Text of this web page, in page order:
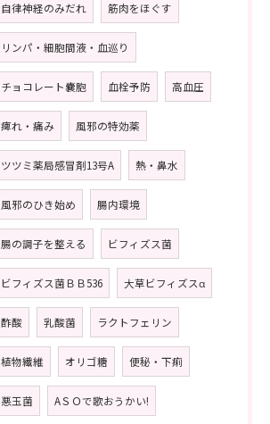
自律神経のみだれ 筋肉をほぐす
リンパ・細胞間液・血巡り
チョコレート嚢胞 血栓予防 高血圧
痺れ・痛み 風邪の特効薬
ツツミ薬局感冒剤13号A 熱・鼻水
風邪のひき始め 腸内環境
腸の調子を整える ビフィズス菌
ビフィズス菌ＢＢ536 大草ビフィズスα
酢酸 乳酸菌 ラクトフェリン
植物繊維 オリゴ糖 便秘・下痢
悪玉菌 AＳＯで歌おうかい!